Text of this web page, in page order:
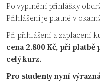
Po vyplnění přihlášky
Přihlášení je platné v
Při přihlášení a zaplacení
cena 2.800 Kč, při platbě
celý kurz.
Pro studenty nyní